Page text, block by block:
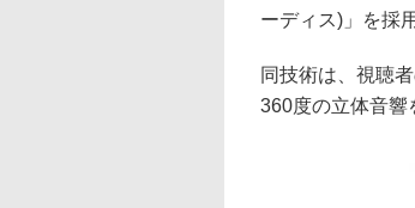
ーディス)」を採用
同技術は、視聴
360度の立体音響